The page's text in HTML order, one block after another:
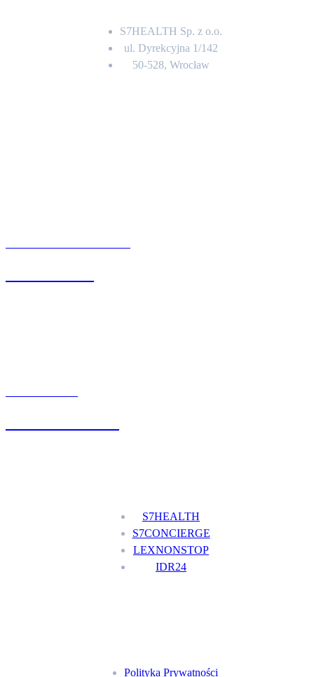
S7HEALTH Sp. z o.o.
ul. Dyrekcyjna 1/142
50-528, Wrocław
S7HEALTH
S7CONCIERGE
LEXNONSTOP
IDR24
Polityka Prywatności